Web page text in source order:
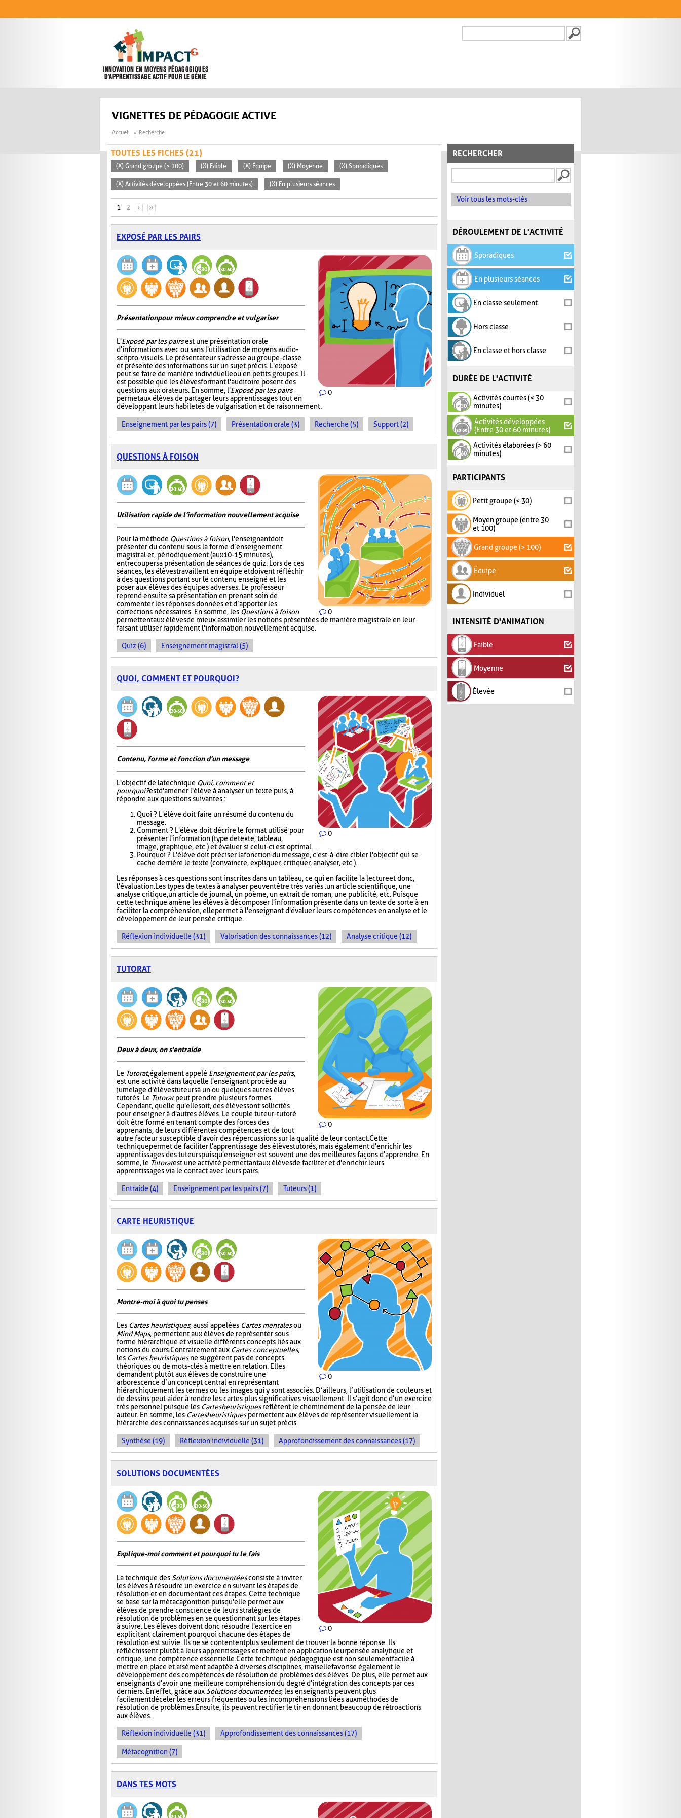
FORMULAIRE DE
VIGNETTES DE PÉDAGOGIE ACTIVE
Accueil Recherche
RECHERCHER
Voir tous les mots-clés
DÉROULEMENT DE L'ACTIVITÉ
Sporadiques
En plusieurs séances
En classe seulement
Hors classe
En classe et hors classe
DURÉE DE L'ACTIVITÉ
Activités courtes (< 30
minutes)
Activités développées
(Entre 30 et 60 minutes)
Activités élaborées (> 60
minutes)
PARTICIPANTS
Petit groupe (< 30)
Moyen groupe (entre 30
et 100)
Grand groupe (> 100)
Équipe
Individuel
INTENSITÉ D'ANIMATION
Faible
Moyenne
Élevée
TOUTES LES FICHES (21)
(X) Grand groupe (> 100) (X) Faible (X) Équipe (X) Moyenne (X) Sporadiques
(X) Activités développées (Entre 30 et 60 minutes) (X) En plusieurs séances
PAGES
1 2 › »
EXPOSÉ PAR LES PAIRS
0
Présentation pour mieux comprendre et vulgariser
L'Exposé par les pairsest une présentation orale
d'informations avec ou sans l'utilisation de moyens audio-
scripto-visuels. Le présentateur s'adresse au groupe-classe
et présente des informations sur un sujet précis. L'exposé
peut se faire de manière individuelle ou en petits groupes. Il
est possible que les élèves formant l'auditoire posent des
questions aux orateurs. En somme, l'Exposé par les pairs
permet aux élèves de partager leurs apprentissages tout en
développant leurs habiletés de vulgarisation et de raisonnement.
Enseignement par les pairs (7) Présentation orale (3) Recherche (5) Support (2)
QUESTIONS À FOISON
0
Utilisation rapide de l'information nouvellement acquise
Pour la méthode Questions à foison, l'enseignant doit
présenter du contenu sous la forme d’enseignement
magistral et, périodiquement (aux 10-15 minutes),
entrecouper sa présentation de séances de quiz. Lors de ces
séances, les élèves travaillent en équipe et doivent réfléchir
à des questions portant sur le contenu enseigné et les
poser aux élèves des équipes adverses. Le professeur
reprend ensuite sa présentation en prenant soin de
commenter les réponses données et d’apporter les
corrections nécessaires. En somme, les Questions à foison
permettent aux élèves de mieux assimiler les notions présentées de manière magistrale en leur
faisant utiliser rapidement l'information nouvellement acquise.
Quiz (6) Enseignement magistral (5)
QUOI, COMMENT ET POURQUOI?
0
Contenu, forme et fonction d'un message
L'objectif de la technique Quoi, comment et
pourquoi?est d'amener l'élève à analyser un texte puis, à
répondre aux questions suivantes :
Quoi ? L'élève doit faire un résumé du contenu du
message.
Comment ? L'élève doit décrire le format utilisé pour
présenter l'information (type de texte, tableau,
image, graphique, etc.) et évaluer si celui-ci est optimal.
Pourquoi ? L'élève doit préciser la fonction du message, c'est-à-dire cibler l'objectif qui se
cache derrière le texte (convaincre, expliquer, critiquer, analyser, etc.).
Les réponses à ces questions sont inscrites dans un tableau, ce qui en facilite la lecture et donc,
l'évaluation. Les types de textes à analyser peuvent être très variés : un article scientifique, une
analyse critique, un article de journal, un poème, un extrait de roman, une publicité, etc. Puisque
cette technique amène les élèves à décomposer l'information présente dans un texte de sorte à en
faciliter la compréhension, elle permet à l'enseignant d'évaluer leurs compétences en analyse et le
développement de leur pensée critique.
Réflexion individuelle (31) Valorisation des connaissances (12) Analyse critique (12)
TUTORAT
0
Deux à deux, on s'entraide
Le Tutorat, également appelé Enseignement par les pairs,
est une activité dans laquelle l'enseignant procède au
jumelage d'élèves tuteurs à un ou quelques autres élèves
tutorés. Le Tutoratpeut prendre plusieurs formes.
Cependant, quelle qu'elle soit, des élèves sont sollicités
pour enseigner à d'autres élèves. Le couple tuteur-tutoré
doit être formé en tenant compte des forces des
apprenants, de leurs différentes compétences et de tout
autre facteur susceptible d'avoir des répercussions sur la qualité de leur contact. Cette
technique permet de faciliter l'apprentissage des élèves tutorés, mais également d'enrichir les
apprentissages des tuteurs puisqu'enseigner est souvent une des meilleures façons d'apprendre. En
somme, le Tutoratest une activité permettant aux élèves de faciliter et d'enrichir leurs
apprentissages via le contact avec leurs pairs.
Entraide (4) Enseignement par les pairs (7) Tuteurs (1)
CARTE HEURISTIQUE
0
Montre-moi à quoi tu penses
Les Cartes heuristiques, aussi appelées Cartes mentalesou
Mind Maps, permettent aux élèves de représenter sous
forme hiérarchique et visuelle différents concepts liés aux
notions du cours. Contrairement aux Cartes conceptuelles,
les Cartes heuristiquesne suggèrent pas de concepts
théoriques ou de mots-clés à mettre en relation. Elles
demandent plutôt aux élèves de construire une
arborescence d’un concept central en représentant
hiérarchiquement les termes ou les images qui y sont associés. D’ailleurs, l’utilisation de couleurs et
de dessins peut aider à rendre les cartes plus significatives visuellement. Il s’agit donc d’un exercice
très personnel puisque les Cartes heuristiquesreflètent le cheminement de la pensée de leur
auteur. En somme, les Cartes heuristiquespermettent aux élèves de représenter visuellement la
hiérarchie des connaissances acquises sur un sujet précis.
Synthèse (19) Réflexion individuelle (31) Approfondissement des connaissances (17)
SOLUTIONS DOCUMENTÉES
0
Explique-moi comment et pourquoi tu le fais
La technique desSolutions documentéesconsiste à inviter
les élèves à résoudre un exercice en suivant les étapes de
résolution et en documentant ces étapes. Cette technique
se base sur la métacagonition puisqu'elle permet aux
élèves de prendre conscience de leurs stratégies de
résolution de problèmes en se questionnant sur les étapes
à suivre. Les élèves doivent donc résoudre l'exercice en
explicitant clairement pourquoi chacune des étapes de
résolution est suivie. Ils ne se contentent plus seulement de trouver la bonne réponse. Ils
réfléchissent plutôt à leurs apprentissages et mettent en application leur pensée analytique et
critique, une compétence essentielle. Cette technique pédagogique est non seulement facile à
mettre en place et aisément adaptée à diverses disciplines, mais elle favorise également le
développement des compétences de résolution de problèmes des élèves. De plus, elle permet aux
enseignants d'avoir une meilleure compréhension du degré d'intégration des concepts par ces
derniers. En effet, grâce auxSolutions documentées, les enseignants peuvent plus
facilement déceler les erreurs fréquentes ou les incompréhensions liées aux méthodes de
résolution de problèmes. Ensuite, ils peuvent rectifier le tir en donnant beaucoup de rétroactions
aux élèves.
Réflexion individuelle (31) Approfondissement des connaissances (17)
Métacognition (7)
DANS TES MOTS